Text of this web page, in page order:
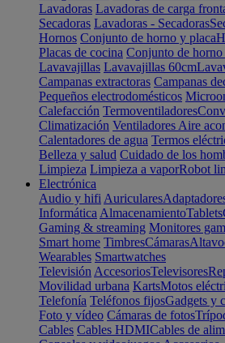
Lavadoras Lavadoras de carga
Secadoras Lavadoras - Secadoras
Hornos Conjunto de horno y placa
Placas de cocina Conjunto de horno
Lavavajillas Lavavajillas 60cm
Campanas extractoras Campanas
Pequeños electrodomésticos
Calefacción Termoventiladores
Climatización Ventiladores Aire
Calentadores de agua Termos
Belleza y salud Cuidado de los
Limpieza Limpieza a vaporRobot
Electrónica
Audio y hifi Auriculares
Informática AlmacenamientoTablets
Gaming & streaming Monitores
Smart home TimbresCámaras
Wearables Smartwatches
Televisión AccesoriosTelevisores
Movilidad urbana KartsMotos
Telefonía Teléfonos fijosGadgets y
Foto y vídeo Cámaras de fotos
Cables Cables HDMICables de